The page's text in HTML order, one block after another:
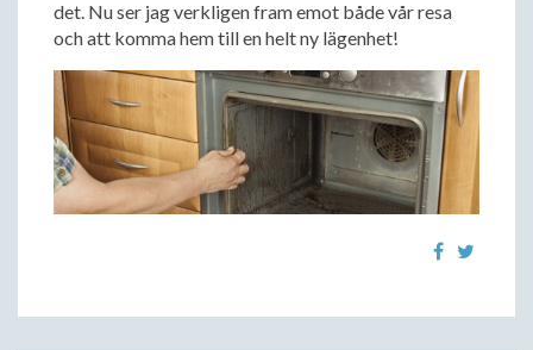
det. Nu ser jag verkligen fram emot både vår resa
och att komma hem till en helt ny lägenhet!